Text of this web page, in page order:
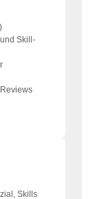
Skill-
Skills